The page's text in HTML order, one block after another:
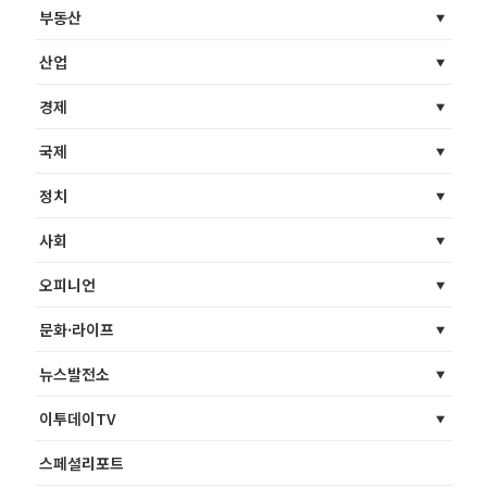
부동산
산업
경제
국제
정치
사회
오피니언
문화·라이프
뉴스발전소
이투데이TV
스페셜리포트